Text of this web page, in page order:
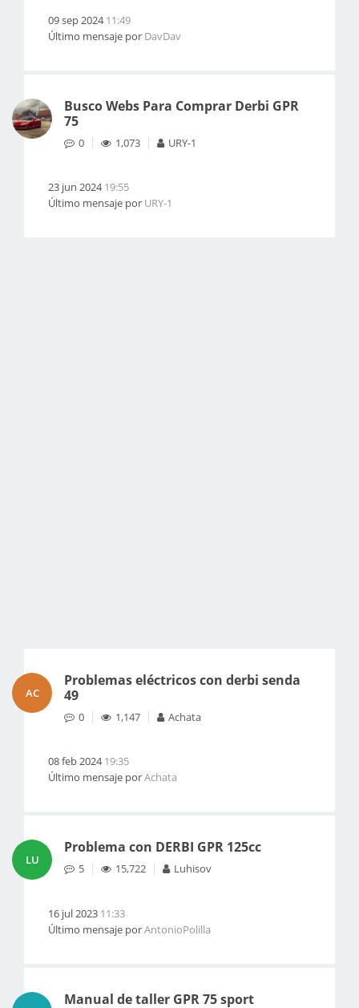
09 sep 202411:49
Último mensaje por DavDav
Busco Webs Para Comprar Derbi GPR
75
0 1,073 URY-1
23 jun 202419:55
Último mensaje por URY-1
AC
Problemas eléctricos con derbi senda
49
0 1,147 Achata
08 feb 202419:35
Último mensaje porAchata
LU
Problema con DERBI GPR 125cc
5 15,722 Luhisov
16 jul 2023 11:33
Último mensaje porAntonioPolilla
Manual de taller GPR 75 sport